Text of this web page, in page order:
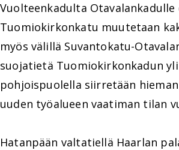
Vuolteenkadulta Otavalankadulle
Tuomiokirkonkatu muutetaan
myös välillä Suvantokatu-
suojatietä Tuomiokirkonkadun
pohjoispuolella siirretään
uuden työalueen vaatiman tilan
Hatanpään valtatiellä Haarlan